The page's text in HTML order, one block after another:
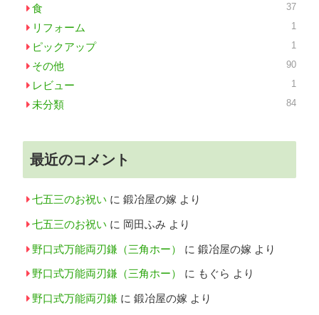
食 37
リフォーム 1
ピックアップ 1
その他 90
レビュー 1
未分類 84
最近のコメント
七五三のお祝い に 鍛冶屋の嫁 より
七五三のお祝い に 岡田ふみ より
野口式万能両刃鎌（三角ホー） に 鍛冶屋の嫁 より
野口式万能両刃鎌（三角ホー） に もぐら より
野口式万能両刃鎌 に 鍛冶屋の嫁 より